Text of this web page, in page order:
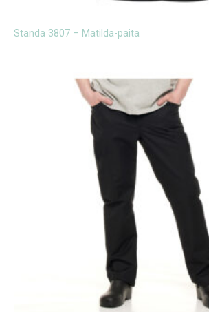
Standa 3807 – Matilda-paita